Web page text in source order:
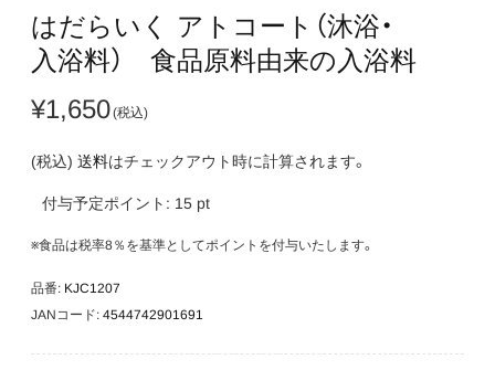
は​だらいく​ アトコート​（沐浴・​
入浴料）​ 食品​原料由来の​入浴料
¥1,650
(税込) 送料はチェックアウト時に計算されます。
付与予定ポイント: 15 pt
※食品は税率8％を基準としてポイントを付与いたします。
品番: KJC1207
JANコード: 4544742901691